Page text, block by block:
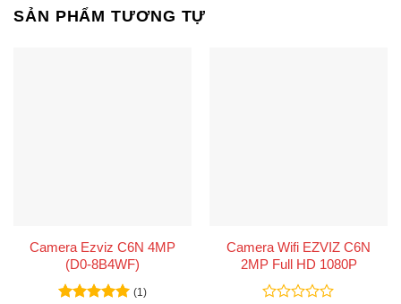
SẢN PHẨM TƯƠNG TỰ
Camera Ezviz C6N 4MP
(D0-8B4WF)
(1)
Camera Wifi EZVIZ C6N
2MP Full HD 1080P